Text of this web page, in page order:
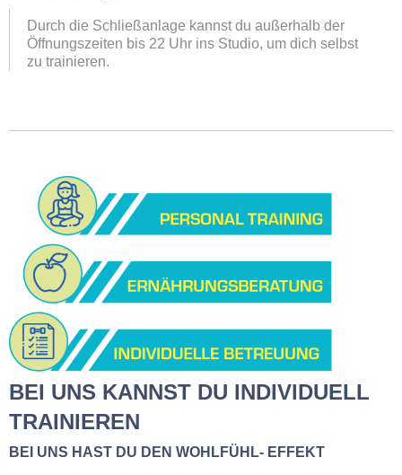
Durch die Schließanlage kannst du außerhalb der
Öffnungszeiten bis 22 Uhr ins Studio, um dich selbst
zu trainieren.
BEI UNS KANNST DU INDIVIDUELL
TRAINIEREN
BEI UNS HAST DU DEN WOHLFÜHL- EFFEKT